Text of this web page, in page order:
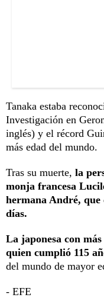
Tanaka estaba
Investigación en
inglés) y el récord
más edad del mundo.
Tras su muerte, la
monja francesa
hermana André, que
días.
La japonesa con
quien cumplió 115
del mundo de mayor
- EFE